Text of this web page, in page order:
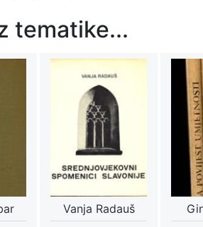
tematike...
Vanja Radauš